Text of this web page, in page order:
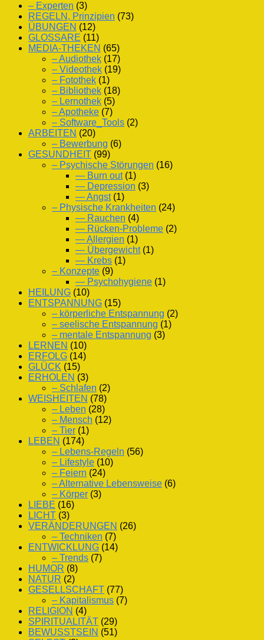
– Experten (3)
REGELN, Prinzipien (73)
ÜBUNGEN (12)
GLOSSARE (11)
MEDIA-THEKEN (65)
– Audiothek (17)
– Videothek (19)
– Fotothek (1)
– Bibliothek (18)
– Lernothek (5)
– Apotheke (7)
– Software_Tools (2)
ARBEITEN (20)
– Bewerbung (6)
GESUNDHEIT (99)
– Psychische Störungen (16)
— Burn out(1)
— Depression (3)
— Angst(1)
– Physische Krankheiten (24)
— Rauchen (4)
— Rücken-Probleme (2)
— Allergien (1)
— Übergewicht(1)
— Krebs (1)
– Konzepte (9)
— Psychohygiene (1)
HEILUNG (10)
ENTSPANNUNG (15)
– körperliche Entspannung (2)
– seelische Entspannung (1)
– mentale Entspannung (3)
LERNEN (10)
ERFOLG (14)
GLÜCK (15)
ERHOLEN (3)
– Schlafen (2)
WEISHEITEN (78)
– Leben (28)
– Mensch (12)
– Tier (1)
LEBEN (174)
– Lebens-Regeln (56)
– Lifestyle (10)
– Feiern (24)
– Alternative Lebensweise (6)
– Körper (3)
LIEBE (16)
LICHT (3)
VERÄNDERUNGEN (26)
– Techniken (7)
ENTWICKLUNG (14)
– Trends (7)
HUMOR (8)
NATUR (2)
GESELLSCHAFT (77)
– Kapitalismus (7)
RELIGION (4)
SPIRITUALITÄT (29)
BEWUSSTSEIN (51)